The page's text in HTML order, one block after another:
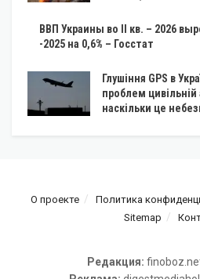
ВВП Украины во II кв. – 2026
-2025 на 0,6% – Госстат
Глушіння GPS в
проблем цивільній
наскільки це
О проекте Политика
Sitemap
Редакция: